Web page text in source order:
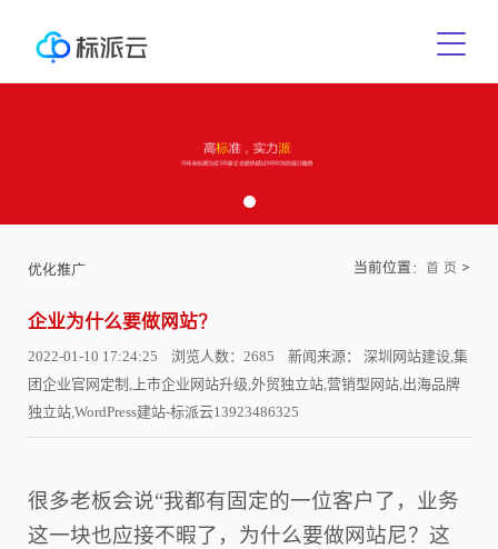
优化推广 当前位置： 首 页 >
企业为什么要做网站？
2022-01-10 17:24:25 浏览人数：2685 新闻来源： 深圳网站建设,集
团企业官网定制,上市企业网站升级,外贸独立站,营销型网站,出海品牌
独立站,WordPress建站-标派云13923486325
很多老板会说“我都有固定的一位客户了，业务
这一块也应接不暇了，为什么要做网站尼？这